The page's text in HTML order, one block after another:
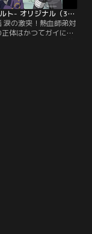
NARUTO-ナルト- オリジナル（3） 動乱編 第196話
涙の激突！熱血師弟対
体はかつてガイによ
ガイを救うため、単身
込んでいくが…。【提